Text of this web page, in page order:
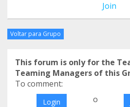
Join
Voltar para Grupo
This forum is only for the
Teaming Managers of this
To comment:
Login o